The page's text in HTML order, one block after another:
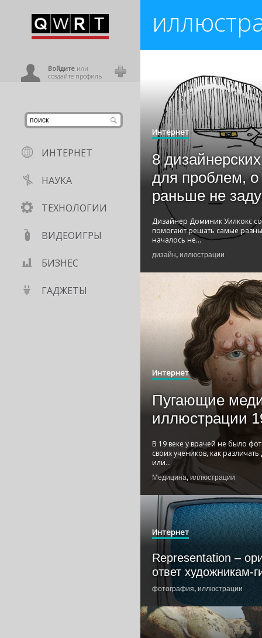
Войдитеили
создайте профиль
ИНТЕРНЕТ
НАУКА
ТЕХНОЛОГИИ
ВИДЕОИГРЫ
БИЗНЕС
ГАДЖЕТЫ
Интернет
8
для проблем,
раньше не
Дизайнер Доминик Уилкокс
помогают решать самые
началось не...
дизайн, иллюстрации
Интернет
Пугающие
иллюстрации
В 19 веке у врачей не было
своих учеников, как
или...
Медицина, иллюстрации
Интернет
Representation –
ответ художникам-
фотография, иллюстрации